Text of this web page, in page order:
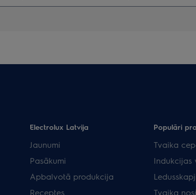
Electrolux Latvija
Jaunumi
Pasākumi
Apbalvotā produkcija
Receptes
Populāri
Tvaika
Indukcijas
Tvaika